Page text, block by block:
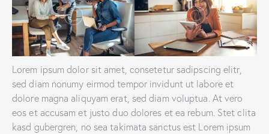
Lorem ipsum dolor sit amet, consetetur sadipscing elitr,
sed diam nonumy eirmod tempor invidunt ut labore et
dolore magna aliquyam erat, sed diam voluptua. At vero
eos et accusam et justo duo dolores et ea rebum. Stet clita
kasd gubergren, no sea takimata sanctus est Lorem ipsum